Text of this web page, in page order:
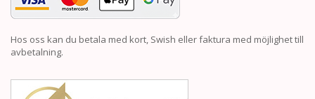
Hos oss kan du betala med kort, Swish eller faktura med möjlighet till
avbetalning.